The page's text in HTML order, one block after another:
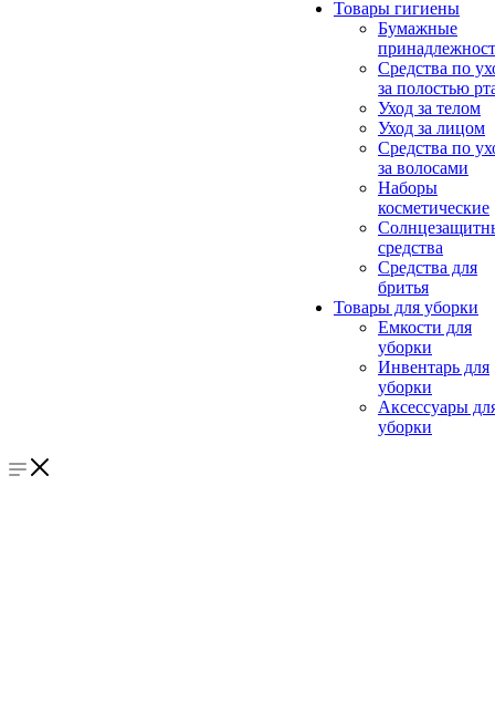
Товары гигиены
Бумажные
Средства по
за полостью
Уход за телом
Уход за лицом
Средства по
за волосами
Наборы
косметические
средства
Средства для
бритья
Товары для уборки
Емкости для
уборки
Инвентарь для
уборки
Аксессуары
уборки